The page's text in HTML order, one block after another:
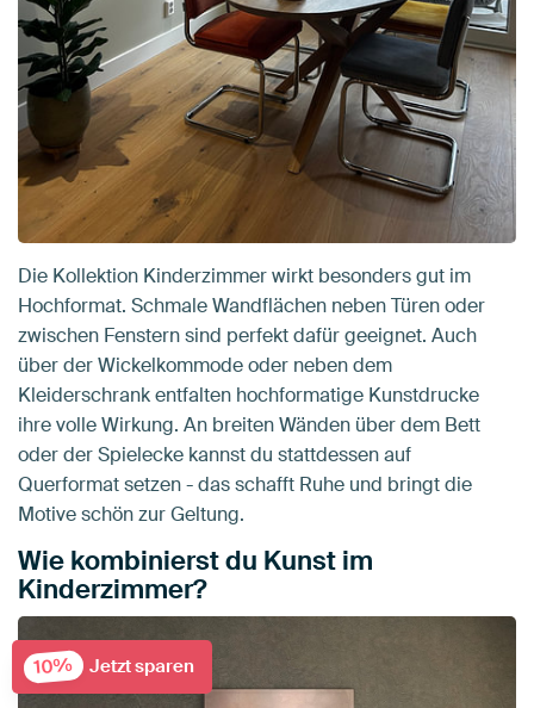
Die Kollektion Kinderzimmer wirkt besonders gut im
Hochformat. Schmale Wandflächen neben Türen oder
zwischen Fenstern sind perfekt dafür geeignet. Auch
über der Wickelkommode oder neben dem
Kleiderschrank entfalten hochformatige Kunstdrucke
ihre volle Wirkung. An breiten Wänden über dem Bett
oder der Spielecke kannst du stattdessen auf
Querformat setzen - das schafft Ruhe und bringt die
Motive schön zur Geltung.
Wie kombinierst du Kunst im
Kinderzimmer?
10% Jetzt sparen